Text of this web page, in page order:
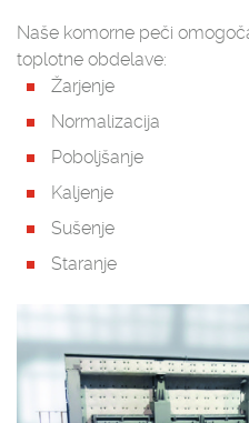
Naše komorne peči
toplotne obdelave:
Žarjenje
Normalizacija
Poboljšanje
Kaljenje
Sušenje
Staranje